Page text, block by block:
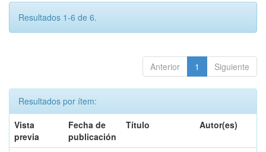
Resultados 1-6 de 6.
Anterior 1 Siguiente
Resultados por ítem:
Vista
previa
Fecha de
publicación
Título Autor(es)